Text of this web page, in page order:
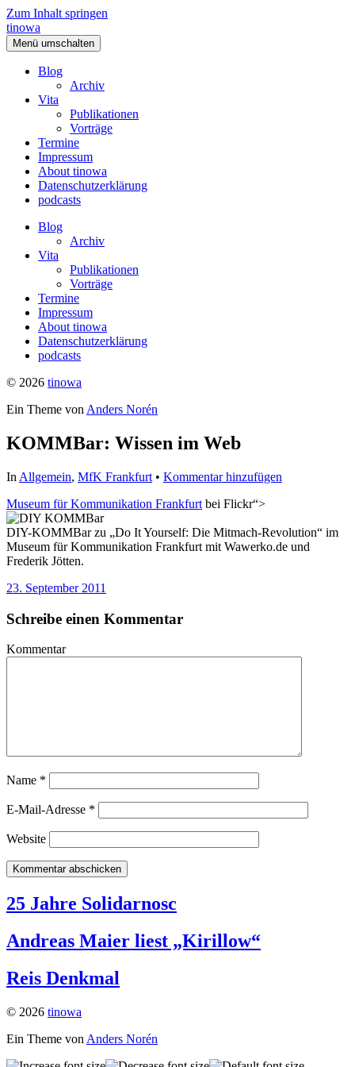
Zum Inhalt springen
tinowa
Menü umschalten
Blog
Archiv
Vita
Publikationen
Vorträge
Termine
Impressum
About tinowa
Datenschutzerklärung
podcasts
Blog
Archiv
Vita
Publikationen
Vorträge
Termine
Impressum
About tinowa
Datenschutzerklärung
podcasts
© 2026 tinowa
Ein Theme von Anders Norén
KOMMBar: Wissen im Web
In Allgemein, MfK Frankfurt • Kommentar hinzufügen
Museum für Kommunikation Frankfurt bei Flickr“>
DIY-KOMMBar zu „Do It Yourself: Die Mitmach-Revolution“ im
Museum für Kommunikation Frankfurt mit Wawerko.de und
Frederik Jötten.
23. September 2011
Schreibe einen Kommentar
Kommentar
Name *
E-Mail-Adresse *
Website
25 Jahre Solidarnosc
Andreas Maier liest „Kirillow“
Reis Denkmal
© 2026 tinowa
Ein Theme von Anders Norén